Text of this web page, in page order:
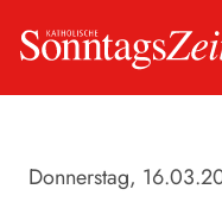
Donnerstag,